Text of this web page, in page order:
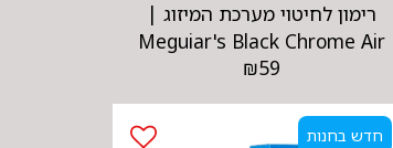
רימון לחיטוי מערכת המיזוג |
Meguiar's Black Chrome Air
Refresher
₪59
חדש בחנות